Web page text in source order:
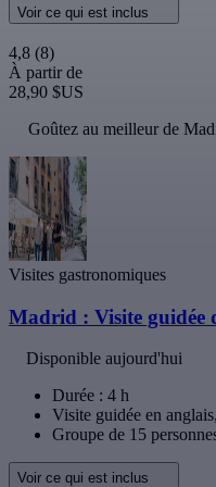
Voir ce qui est inclus
4,8 (8)
À partir de
28,90 $US
Goûtez au meilleur de
Visites gastronomiques
Madrid : Visite guidée
Disponible aujourd'hui
Durée : 4 h
Visite guidée en
Groupe de 15
Voir ce qui est inclus